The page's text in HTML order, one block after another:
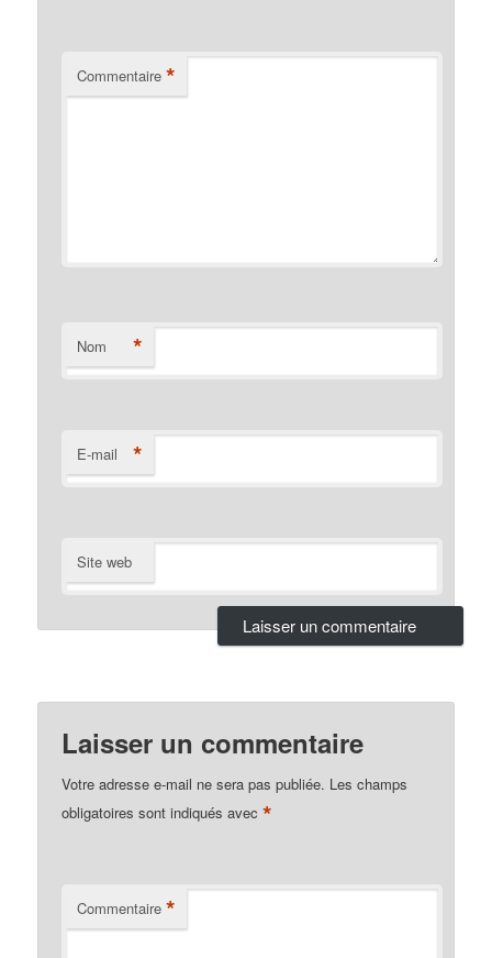
Commentaire *
Nom *
E-mail *
Site web
Laisser un commentaire
Votre adresse e-mail ne sera pas publiée. Les champs
obligatoires sont indiqués avec*
Commentaire *